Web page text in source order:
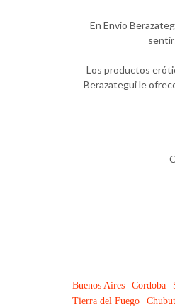
En Envio
Los productos
Berazategui le
Buenos Aires
Cordoba
Tierra del Fuego
Chubut